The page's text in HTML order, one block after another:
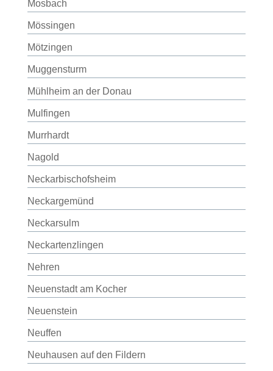
Mosbach
Mössingen
Mötzingen
Muggensturm
Mühlheim an der Donau
Mulfingen
Murrhardt
Nagold
Neckarbischofsheim
Neckargemünd
Neckarsulm
Neckartenzlingen
Nehren
Neuenstadt am Kocher
Neuenstein
Neuffen
Neuhausen auf den Fildern